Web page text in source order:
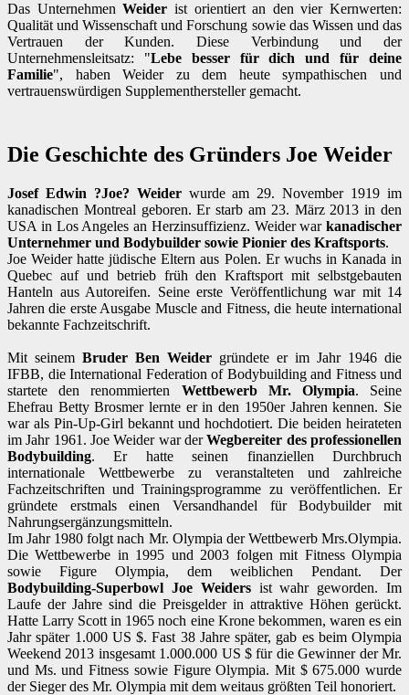
Das UnternehmenWeider ist orientiert an den vier Kernwerten:
Qualität und Wissenschaft und Forschung sowie das Wissen und das
Vertrauen der Kunden. Diese Verbindung und der
Unternehmensleitsatz: "Lebe besser für dich und für deine
Familie", haben Weider zu dem heute sympathischen und
vertrauenswürdigen Supplementhersteller gemacht.
Die Geschichte des Gründers Joe Weider
Josef Edwin ?Joe? Weiderwurde am 29. November 1919 im
kanadischen Montreal geboren. Er starb am 23. März 2013 in den
USA in Los Angeles an Herzinsuffizienz. Weider war kanadischer
Unternehmer und Bodybuilder sowie Pionier des Kraftsports.
Joe Weider hatte jüdische Eltern aus Polen. Er wuchs in Kanada in
Quebec auf und betrieb früh den Kraftsport mit selbstgebauten
Hanteln aus Autoreifen. Seine erste Veröffentlichung war mit 14
Jahren die erste Ausgabe Muscle and Fitness, die heute international
bekannte Fachzeitschrift.
Mit seinem Bruder Ben Weider gründete er im Jahr 1946 die
IFBB, die International Federation of Bodybuilding and Fitness und
startete den renommierten Wettbewerb Mr. Olympia. Seine
Ehefrau Betty Brosmer lernte er in den 1950er Jahren kennen. Sie
war als Pin-Up-Girl bekannt und hochdotiert. Die beiden heirateten
im Jahr 1961. Joe Weider war derWegbereiter des professionellen
Bodybuilding. Er hatte seinen finanziellen Durchbruch
internationale Wettbewerbe zu veranstalteten und zahlreiche
Fachzeitschriften und Trainingsprogramme zu veröffentlichen. Er
gründete erstmals einen Versandhandel für Bodybuilder mit
Nahrungsergänzungsmitteln.
Im Jahr 1980 folgt nach Mr. Olympia der Wettbewerb Mrs.Olympia.
Die Wettbewerbe in 1995 und 2003 folgen mit Fitness Olympia
sowie Figure Olympia, dem weiblichen Pendant. Der
Bodybuilding-Superbowl Joe Weidersist wahr geworden. Im
Laufe der Jahre sind die Preisgelder in attraktive Höhen gerückt.
Hatte Larry Scott in 1965 noch eine Krone bekommen, waren es ein
Jahr später 1.000 US $. Fast 38 Jahre später, gab es beim Olympia
Weekend 2013 insgesamt 1.000.000 US $ für die Gewinner der Mr.
und Ms. und Fitness sowie Figure Olympia. Mit $ 675.000 wurde
der Sieger des Mr. Olympia mit dem weitaus größten Teil honoriert.